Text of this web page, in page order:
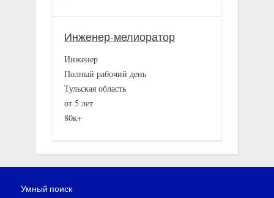
Инженер-мелиоратор
Инженер
Полный рабочий день
Тульская область
от 5 лет
80к+
Умный поиск